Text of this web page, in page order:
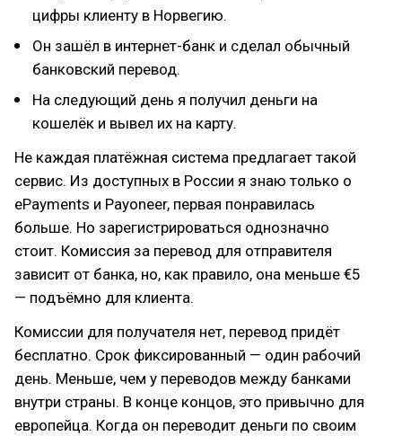
цифры клиенту в Норвегию.
Он зашёл в интернет-банк и сделал обычный
банковский перевод.
На следующий день я получил деньги на
кошелёк и вывел их на карту.
Не каждая платёжная система предлагает такой
сервис. Из доступных в России я знаю только о
ePayments и Payoneer, первая понравилась
больше. Но зарегистрироваться однозначно
стоит. Комиссия за перевод для отправителя
зависит от банка, но, как правило, она меньше €5
— подъёмно для клиента.
Комиссии для получателя нет, перевод придёт
бесплатно. Срок фиксированный — один рабочий
день. Меньше, чем у переводов между банками
внутри страны. В конце концов, это привычно для
европейца. Когда он переводит деньги по своим